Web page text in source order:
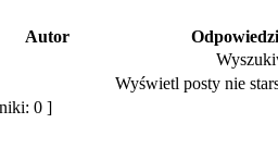
Autor
Wyświetl posty nie
0 ]